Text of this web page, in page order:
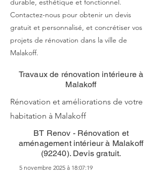
durable, esthétique et fonctionnel.
Contactez-nous pour obtenir un devis
gratuit et personnalisé, et concrétiser vos
projets de rénovation dans la ville de
Malakoff.
Travaux de rénovation intérieure à
Malakoff
Rénovation et améliorations de votre
habitation à Malakoff
BT Renov - Rénovation et
aménagement intérieur à Malakoff
(92240). Devis gratuit.
5 novembre 2025 à 18:07:19